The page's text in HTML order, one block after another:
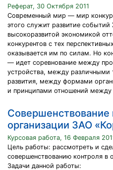
Реферат, 30 Октября 2011
Современный мир — мир
этого служит развитие событий
высокоразвитой экономикой
конкурентов с тех
оказывается им по силам. Но
— идет соревнование между
устройства, между различными
развития, между формами
и принципами отношений между
Совершенствование
организации ЗАО
Курсовая работа, 16 Февраля
Цель работы: рассмотреть и
совершенствованию контроля в
Задачи данной работы: